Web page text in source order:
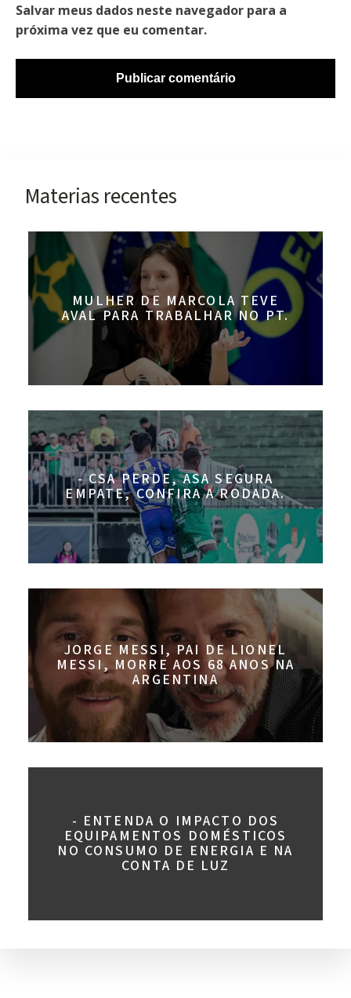
Salvar meus dados neste navegador para a
próxima vez que eu comentar.
Materias recentes
MULHER DE MARCOLA TEVE
AVAL PARA TRABALHAR NO PT.
- CSA PERDE, ASA SEGURA
EMPATE, CONFIRA A RODADA.
JORGE MESSI, PAI DE LIONEL
MESSI, MORRE AOS 68 ANOS NA
ARGENTINA
- ENTENDA O IMPACTO DOS
EQUIPAMENTOS DOMÉSTICOS
NO CONSUMO DE ENERGIA E NA
CONTA DE LUZ